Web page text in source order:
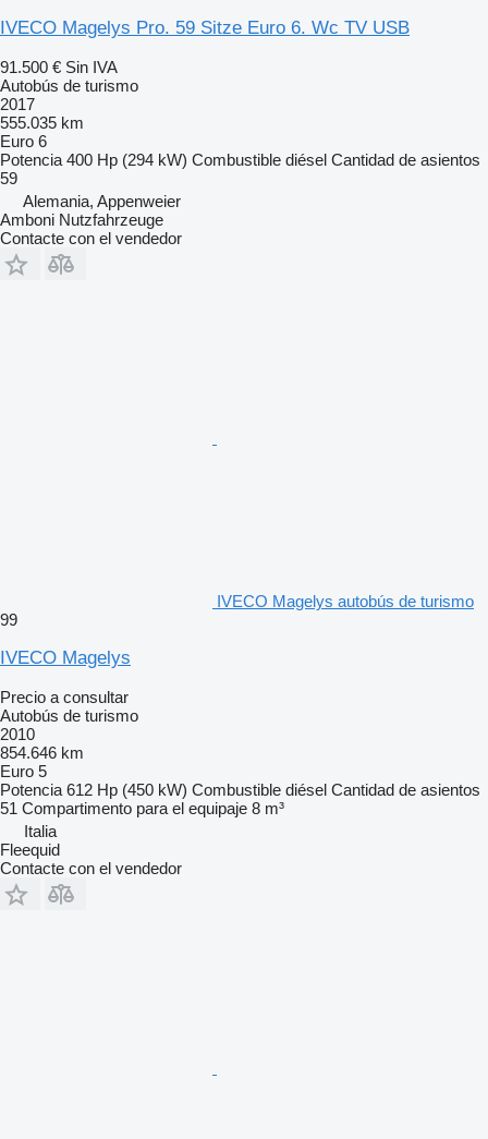
IVECO Magelys Pro. 59 Sitze Euro 6. Wc TV USB
91.500 € Sin IVA
Autobús de turismo
2017
555.035 km
Euro 6
Potencia 400 Hp (294 kW) Combustible diésel Cantidad de asientos
59
Alemania, Appenweier
Amboni Nutzfahrzeuge
Contacte con el vendedor
IVECO Magelys autobús de turismo
99
IVECO Magelys
Precio a consultar
Autobús de turismo
2010
854.646 km
Euro 5
Potencia 612 Hp (450 kW) Combustible diésel Cantidad de asientos
51 Compartimento para el equipaje 8 m³
Italia
Fleequid
Contacte con el vendedor